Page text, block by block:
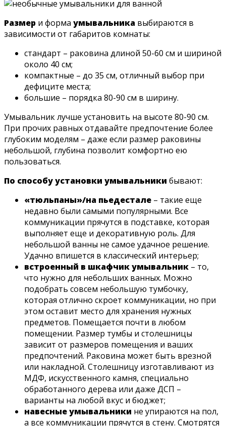
Размер и форма умывальника выбираются в
зависимости от габаритов комнаты:
стандарт – раковина длиной 50-60 см и шириной
около 40 см;
компактные – до 35 см, отличный выбор при
дефиците места;
большие – порядка 80-90 см в ширину.
Умывальник лучше установить на высоте 80-90 см.
При прочих равных отдавайте предпочтение более
глубоким моделям – даже если размер раковины
небольшой, глубина позволит комфортно ею
пользоваться.
По способу установки умывальники бывают:
«тюльпаны»/на пьедестале – такие еще
недавно были самыми популярными. Все
коммуникации прячутся в подставке, которая
выполняет еще и декоративную роль. Для
небольшой ванны не самое удачное решение.
Удачно впишется в классический интерьер;
встроенный в шкафчик умывальник – то,
что нужно для небольших ванных. Можно
подобрать совсем небольшую тумбочку,
которая отлично скроет коммуникации, но при
этом оставит место для хранения нужных
предметов. Помещается почти в любом
помещении. Размер тумбы и столешницы
зависит от размеров помещения и ваших
предпочтений. Раковина может быть врезной
или накладной. Столешницу изготавливают из
МДФ, искусственного камня, специально
обработанного дерева или даже ДСП –
варианты на любой вкус и бюджет;
навесные умывальники не упираются на пол,
а все коммуникации прячутся в стену. Смотрятся